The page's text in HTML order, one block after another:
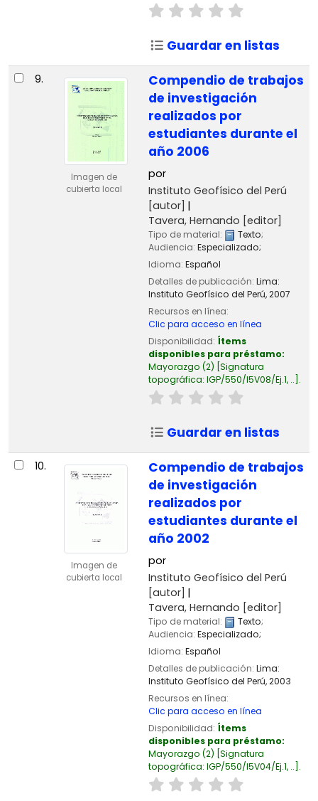
Guardar en listas
9.
Imagen de
cubierta local
Compendio de trabajos
de investigación
realizados por
estudiantes durante el
año 2006
por
Instituto Geofísico del Perú
[autor]
Tavera, Hernando [editor]
Tipo de material: Texto;
Audiencia: Especializado;
Idioma: Español
Detalles de publicación: Lima:
Instituto Geofísico del Perú,2007
Recursos en línea:
Clic para acceso en línea
Disponibilidad: Ítems
disponibles para préstamo:
Mayorazgo (2) Signatura
topográfica: IGP/550/I5V08/Ej.1, .. .
Guardar en listas
10.
Imagen de
cubierta local
Compendio de trabajos
de investigación
realizados por
estudiantes durante el
año 2002
por
Instituto Geofísico del Perú
[autor]
Tavera, Hernando [editor]
Tipo de material: Texto;
Audiencia: Especializado;
Idioma: Español
Detalles de publicación: Lima:
Instituto Geofísico del Perú,2003
Recursos en línea:
Clic para acceso en línea
Disponibilidad: Ítems
disponibles para préstamo:
Mayorazgo (2) Signatura
topográfica: IGP/550/I5V04/Ej.1, .. .